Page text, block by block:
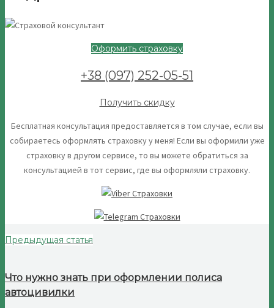
Оформить страховку
+38 (097) 252-05-51
Получить скидку
Бесплатная консультация предоставляется в том случае, если вы
собираетесь оформлять страховку у меня! Если вы оформили уже
страховку в другом сервисе, то вы можете обратиться за
консультацией в тот сервис, где вы оформляли страховку.
Предыдущая статья
Что нужно знать при оформлении полиса
автоцивилки